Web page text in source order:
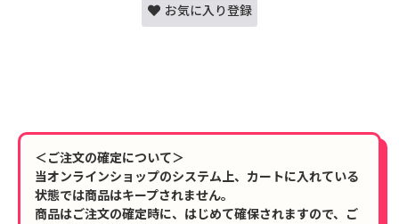
お気に入り登録
＜ご注文の確定について＞
当オンラインショップのシステム上、カートに入れている
状態では商品はキープされません。
商品はご注文の確定時に、はじめて確保されますので、ご